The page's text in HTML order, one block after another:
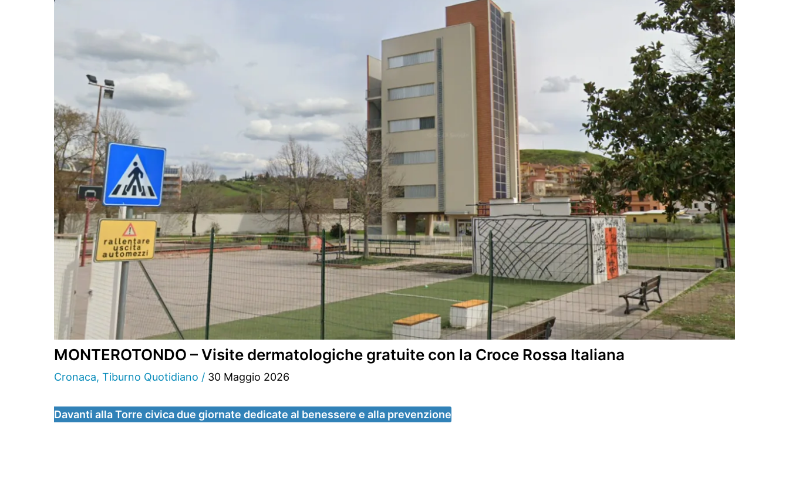
MONTEROTONDO – Visite dermatologiche gratuite con la Croce Rossa Italiana
Cronaca, Tiburno Quotidiano / 30 Maggio 2026
Davanti alla Torre civica due giornate dedicate al benessere e alla prevenzione